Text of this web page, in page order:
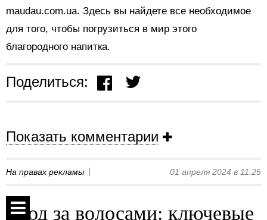
maudau.com.ua. Здесь вы найдете все необходимое
для того, чтобы погрузиться в мир этого
благородного напитка.
Поделиться:
Показать комментарии
На правах рекламы 01 апреля 2024 в 11:25
Уход за волосами: ключевые